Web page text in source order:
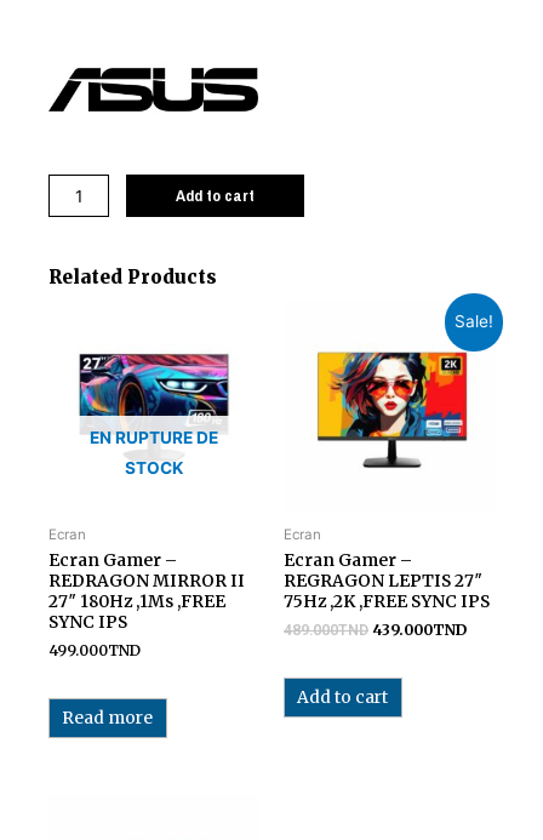
Add to cart
Related Products
EN RUPTURE DE
STOCK
Ecran
Ecran Gamer –
REDRAGON MIRROR II
27″ 180Hz ,1Ms ,FREE
SYNC IPS
499.000TND
Read more
Sale!
Ecran
Ecran Gamer –
REGRAGON LEPTIS 27″
75Hz ,2K ,FREE SYNC IPS
489.000TND 439.000TND
Add to cart